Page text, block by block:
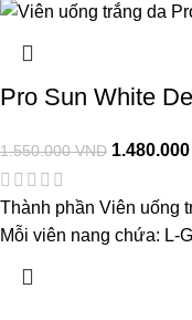
Pro Sun White
1.550.000VND
Thành phần Viên uống
Mỗi viên nang chứa: L-